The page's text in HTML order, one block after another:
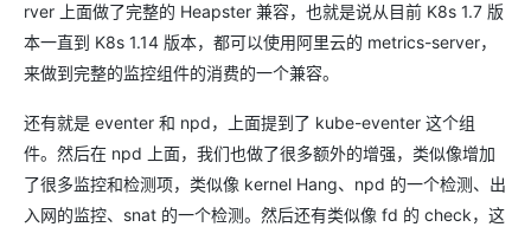
rver 上面做了完整的 Heapster 兼容，也就是说从目前 K8s 1.7 版
本一直到 K8s 1.14 版本，都可以使用阿里云的 metrics-server，
来做到完整的监控组件的消费的一个兼容。
还有就是 eventer 和 npd，上面提到了 kube-eventer 这个组
件。然后在 npd 上面，我们也做了很多额外的增强，类似像增加
了很多监控和检测项，类似像 kernel Hang、npd 的一个检测、出
入网的监控、snat 的一个检测。然后还有类似像 fd 的 check，这